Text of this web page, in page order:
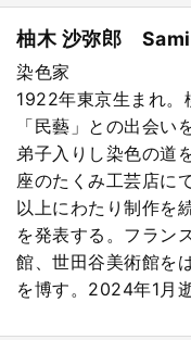
柚木 沙弥郎
染色家
1922年東京生まれ。
「民藝」との出会い
弟子入りし染色の道
座のたくみ工芸店に
以上にわたり制作を
を発表する。フラン
館、世田谷美術館を
を博す。2024年1月逝